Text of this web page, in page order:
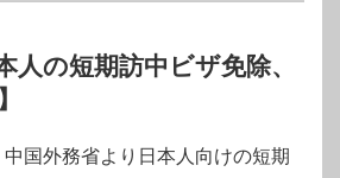
人の短期訪中ビザ免除、
国外務省より日本人向けの短期